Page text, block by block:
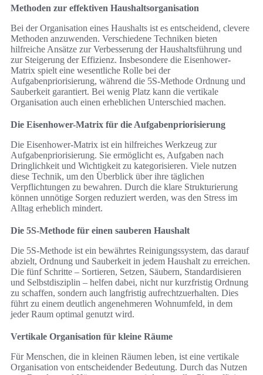
Methoden zur effektiven Haushaltsorganisation
Bei der Organisation eines Haushalts ist es entscheidend, clevere
Methoden anzuwenden. Verschiedene Techniken bieten
hilfreiche Ansätze zur Verbesserung der Haushaltsführung und
zur Steigerung der Effizienz. Insbesondere die Eisenhower-
Matrix spielt eine wesentliche Rolle bei der
Aufgabenpriorisierung, während die 5S-Methode Ordnung und
Sauberkeit garantiert. Bei wenig Platz kann die vertikale
Organisation auch einen erheblichen Unterschied machen.
Die Eisenhower-Matrix für die Aufgabenpriorisierung
Die Eisenhower-Matrix ist ein hilfreiches Werkzeug zur
Aufgabenpriorisierung. Sie ermöglicht es, Aufgaben nach
Dringlichkeit und Wichtigkeit zu kategorisieren. Viele nutzen
diese Technik, um den Überblick über ihre täglichen
Verpflichtungen zu bewahren. Durch die klare Strukturierung
können unnötige Sorgen reduziert werden, was den Stress im
Alltag erheblich mindert.
Die 5S-Methode für einen sauberen Haushalt
Die 5S-Methode ist ein bewährtes Reinigungssystem, das darauf
abzielt, Ordnung und Sauberkeit in jedem Haushalt zu erreichen.
Die fünf Schritte – Sortieren, Setzen, Säubern, Standardisieren
und Selbstdisziplin – helfen dabei, nicht nur kurzfristig Ordnung
zu schaffen, sondern auch langfristig aufrechtzuerhalten. Dies
führt zu einem deutlich angenehmeren Wohnumfeld, in dem
jeder Raum optimal genutzt wird.
Vertikale Organisation für kleine Räume
Für Menschen, die in kleinen Räumen leben, ist eine vertikale
Organisation von entscheidender Bedeutung. Durch das Nutzen